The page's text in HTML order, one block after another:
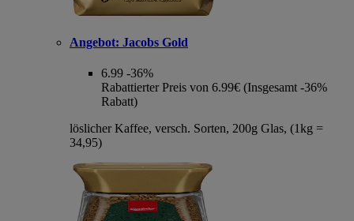
Angebot: Jacobs Gold
6.99 -36%
Rabattierter Preis von 6.99€ (Insgesamt -36%
Rabatt)
löslicher Kaffee, versch. Sorten, 200g Glas, (1kg =
34,95)